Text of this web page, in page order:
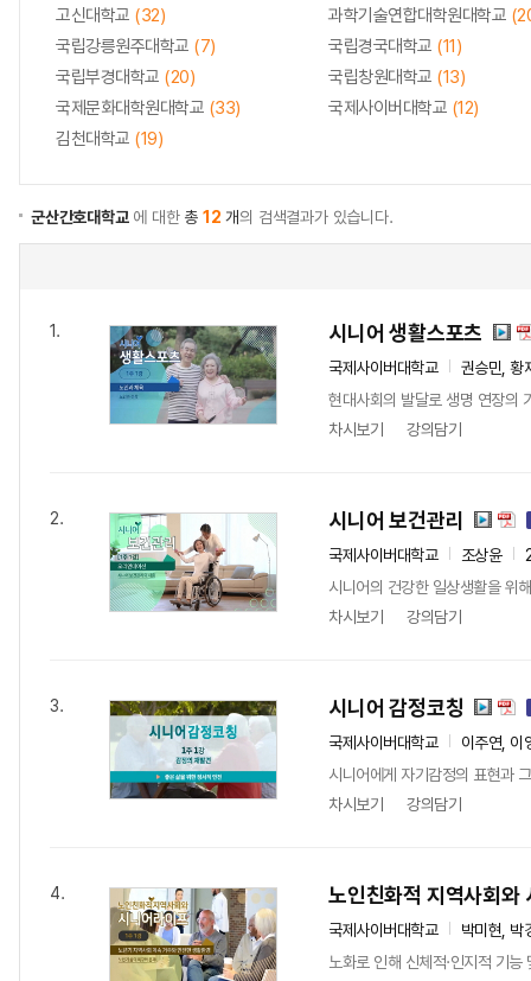
고신대학교 (32) 과학기술연합대학원대학교
국립강릉원주대학교 (7) 국립경국대학교 (11)
국립부경대학교 (20) 국립창원대학교 (13)
국제문화대학원대학교 (33) 국제사이버대학교 (12)
김천대학교 (19)
군산간호대학교에 대한총12 개의 검색결과가 있습니다.
1. 시니어 생활스포츠
국제사이버대학교
권승민, 황
현대사회의 발달로 생명 연장의
차시보기
강의담기
2. 시니어 보건관리
국제사이버대학교 조상윤
시니어의 건강한 일상생활을 위
차시보기
강의담기
3. 시니어 감정코칭
국제사이버대학교
이주연, 이
시니어에게 자기감정의 표현과
차시보기
강의담기
4. 노인친화적 지역사회와
국제사이버대학교
박미현, 박
노화로 인해 신체적·인지적 기